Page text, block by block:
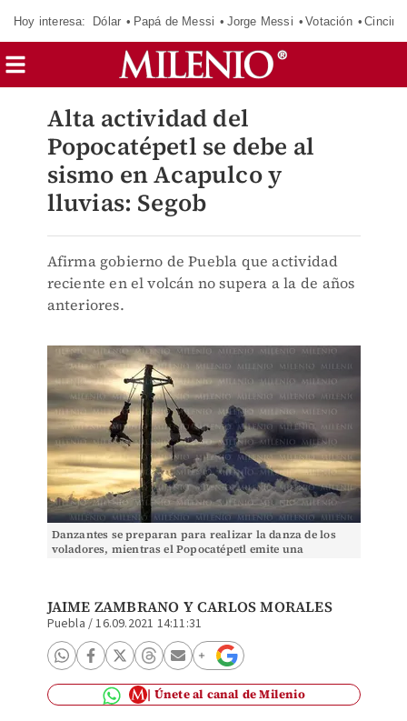
Hoy interesa: Dólar Papá de Messi Jorge Messi Votación
Alta actividad del
Popocatépetl se debe al
sismo en Acapulco y
lluvias: Segob
Afirma gobierno de Puebla que actividad
reciente en el volcán no supera a la de años
anteriores.
Danzantes se preparan para realizar la danza de los
voladores, mientras el Popocatépetl emite una
JAIME ZAMBRANO YCARLOS MORALES
Puebla /16.09.2021 14:11:31
Únete al canal de Milenio